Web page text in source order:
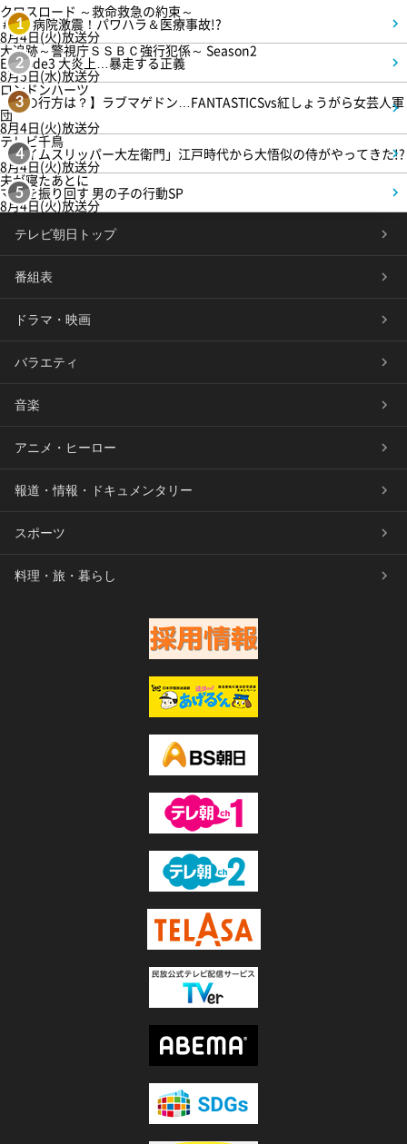
1
クロスロード ～救命救急の約束～
＃5 病院激震！パワハラ＆医療事故!?
8月4日(火)放送分
2
大追跡～警視庁ＳＳＢＣ強行犯係～ Season2
Episode3 大炎上…暴走する正義
8月5日(水)放送分
3
ロンドンハーツ
【恋の行方は？】ラブマゲドン…FANTASTICSvs紅しょうがら女芸人軍
団
8月4日(火)放送分
4
テレビ千鳥
「タイムスリッパー大左衛門」江戸時代から大悟似の侍がやってきた!?
8月4日(火)放送分
5
夫が寝たあとに
ママを振り回す 男の子の行動SP
8月4日(火)放送分
テレビ朝日トップ
番組表
ドラマ・映画
バラエティ
音楽
アニメ・ヒーロー
報道・情報・ドキュメンタリー
スポーツ
料理・旅・暮らし